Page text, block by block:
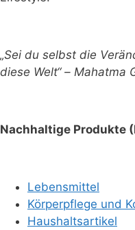
„Sei du selbst die
diese Welt“ – Mahatma
Nachhaltige Produkte
Lebensmittel
Körperpflege und
Haushaltsartikel